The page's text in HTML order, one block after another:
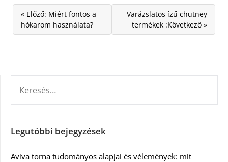
« Előző: Miért fontos a
hókarom használata?
Varázslatos ízű chutney
termékek :Következő »
Legutóbbi bejegyzések
Aviva torna tudományos alapjai és vélemények: mit